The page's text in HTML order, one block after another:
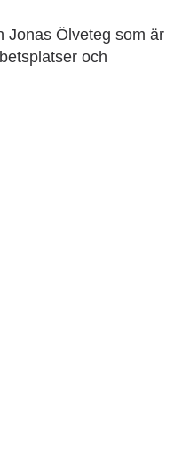
Jonas Ölveteg som är
och